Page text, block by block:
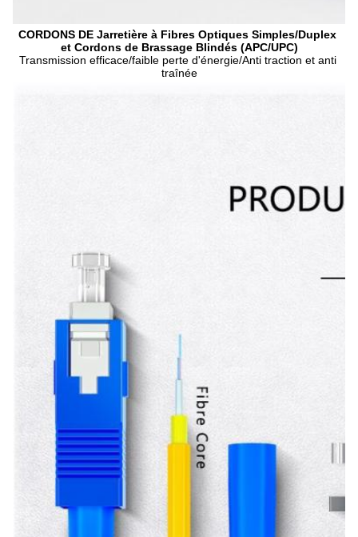
CORDONS DE Jarretière à Fibres Optiques Simples/Duplex
et Cordons de Brassage Blindés (APC/UPC)
Transmission efficace/faible perte d'énergie/Anti traction et anti
traînée